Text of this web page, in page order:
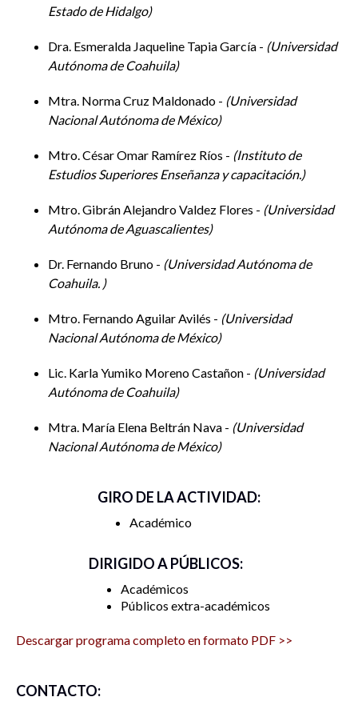
Estado de Hidalgo
Dra. Esmeralda Jaqueline Tapia García - Universidad
Autónoma de Coahuila
Mtra. Norma Cruz Maldonado - Universidad
Nacional Autónoma de México
Mtro. César Omar Ramírez Ríos - Instituto de
Estudios Superiores Enseñanza y capacitación.
Mtro. Gibrán Alejandro Valdez Flores - Universidad
Autónoma de Aguascalientes
Dr. Fernando Bruno - Universidad Autónoma de
Coahuila.
Mtro. Fernando Aguilar Avilés - Universidad
Nacional Autónoma de México
Lic. Karla Yumiko Moreno Castañon - Universidad
Autónoma de Coahuila
Mtra. María Elena Beltrán Nava - Universidad
Nacional Autónoma de México
GIRO DE LA ACTIVIDAD:
Académico
DIRIGIDO A PÚBLICOS:
Académicos
Públicos extra-académicos
Descargar programa completo en formato PDF >>
CONTACTO: